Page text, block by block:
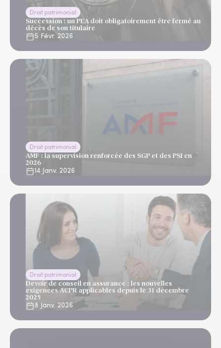
Droit patrimonial
Succession : un PEA doit obligatoirement être fermé au
décès de son titulaire
5 Févr. 2026
Droit patrimonial
AMF : la supervision renforcée des SGP et des PSI en
2026
14 Janv. 2026
Droit patrimonial
Devoir de conseil en assurance : les nouvelles
exigences ACPR applicables depuis le 31 décembre
2025
8 Janv. 2026